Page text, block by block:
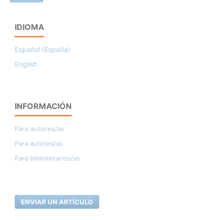
IDIOMA
Español (España)
English
INFORMACIÓN
Para lectores/as
Para autores/as
Para bibliotecarios/as
ENVIAR UN ARTÍCULO